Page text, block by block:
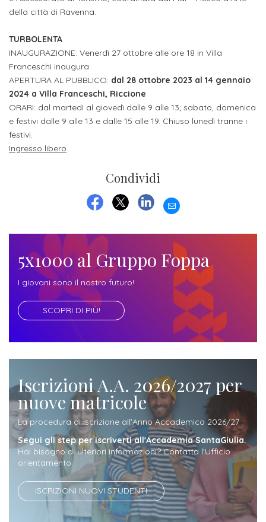
Collaborazioni
Partners
Master
ATTIVITÀ
DIDATTICA
Materie
di
studio
singoli
SERVIZI
Costi
Costi
iscrizione
biennio
Come
Iscriversi
Gli
Studentesca
SERVIZI
AL
Apprendistato
per
gli
studenti
lavoro
dell'orientamento
5x1000 al Gruppo Foppa
I giovani sono il nostro futuro!
SCOPRI DI PIÙ!
Iscrizioni A.A. 2026/2027 per
nuove matricole
La procedura di iscrizione all'Anno Accademico 2026/27
Segui gli step per iscriverti all'Accademia SantaGiulia.
Hai bisogno di ulteriori informazioni? Contatta l'Ufficio
orientamento.
ISCRIZIONI NUOVI STUDENTI
della città di Ravenna.
TURBOLENTA
INAUGURAZIONE: Venerdì 27 ottobre alle ore 18 in Villa
Franceschi inaugura
APERTURA AL PUBBLICO: dal 28 ottobre 2023 al 14 gennaio
2024 a Villa Franceschi, Riccione
ORARI: dal martedì al giovedì dalle 9 alle 13; sabato, domenica
e festivi dalle 9 alle 13 e dalle 15 alle 19. Chiuso lunedì tranne i
festivi.
Ingresso libero
Condividi
LINKEDIN
EMAIL